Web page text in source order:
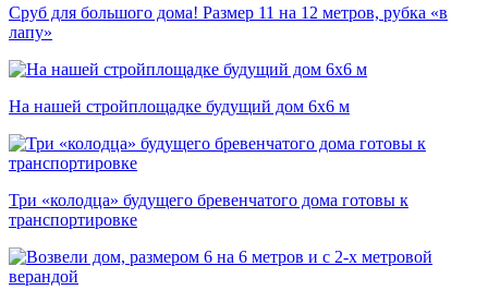
Сруб для большого дома! Размер 11 на 12 метров, рубка «в
лапу»
На нашей стройплощадке будущий дом 6х6 м
Три «колодца» будущего бревенчатого дома готовы к
транспортировке